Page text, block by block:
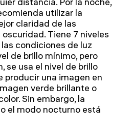
utilizar la
claridad de las
Tiene 7 niveles
condiciones de luz
de brillo mínimo, pero
se usa el nivel de brillo
producir una imagen en
verde brillante o
Sin embargo, la
el modo nocturno está